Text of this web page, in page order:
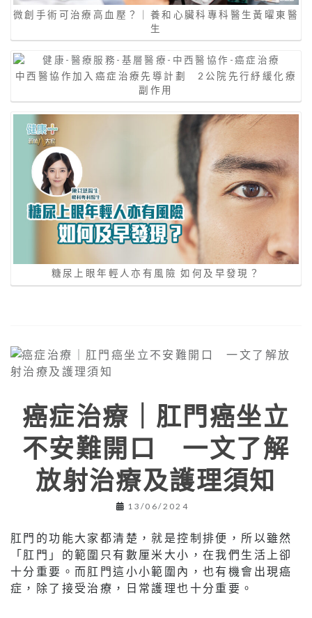
微創手術可治療高血壓？｜養和心臟科專科醫生黃曜東醫
生
中西醫協作加入癌症治療先導計劃 2公院先行紓緩化療
副作用
糖尿上眼年輕人亦有風險 如何及早發現？
癌症治療｜肛門癌坐立
不安難開口 一文了解
放射治療及護理須知
13/06/2024
肛門的功能大家都清楚，就是控制排便，所以雖然
「肛門」的範圍只有數厘米大小，在我們生活上卻
十分重要。而肛門這小小範圍內，也有機會出現癌
症，除了接受治療，日常護理也十分重要。